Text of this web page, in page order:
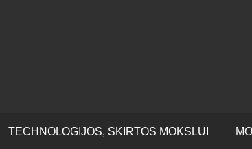
TECHNOLOGIJOS, SKIRTOS MOKSLUI